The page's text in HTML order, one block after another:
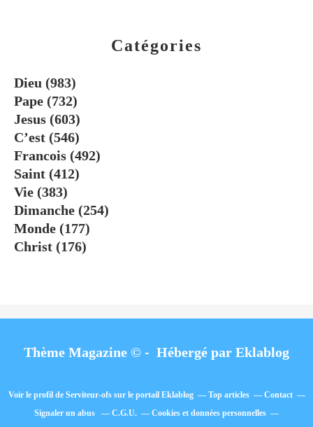
Catégories
Dieu (983)
Pape (732)
Jesus (603)
C’est (546)
Francois (492)
Saint (412)
Vie (383)
Dimanche (254)
Monde (177)
Christ (176)
Thème Magazine © - Hébergé par Eklablog
Voir le profil de Serviteur-ofssur le portail Eklablog Top articles
Contact
Signaler un abus
C.G.U.
Cookies et données personnelles